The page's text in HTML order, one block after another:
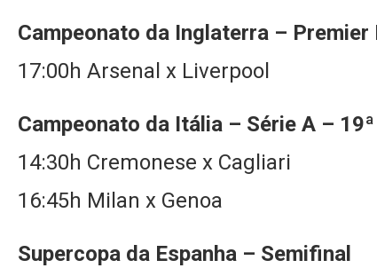
Campeonato da Inglaterra – Premier
17:00h Arsenal x Liverpool
Campeonato da Itália – Série A –
14:30h Cremonese x Cagliari
16:45h Milan x Genoa
Supercopa da Espanha – Semifinal